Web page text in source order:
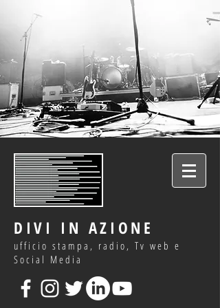
DIVI IN AZIONE
ufficio stampa, radio, Tv web e
Social Media